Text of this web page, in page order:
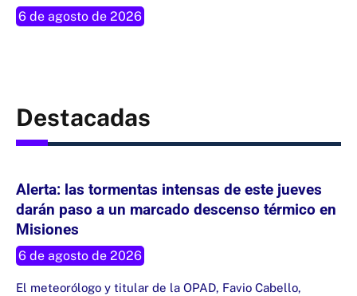
6 de agosto de 2026
Destacadas
Alerta: las tormentas intensas de este jueves
darán paso a un marcado descenso térmico en
Misiones
6 de agosto de 2026
El meteorólogo y titular de la OPAD, Favio Cabello,